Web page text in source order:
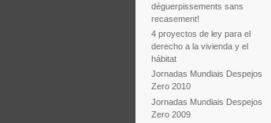
déguerpissements sans
recasement!
4 proyectos de ley para el
derecho a la vivienda y el
hábitat
Jornadas Mundiais Despejos
Zero 2010
Jornadas Mundiais Despejos
Zero 2009